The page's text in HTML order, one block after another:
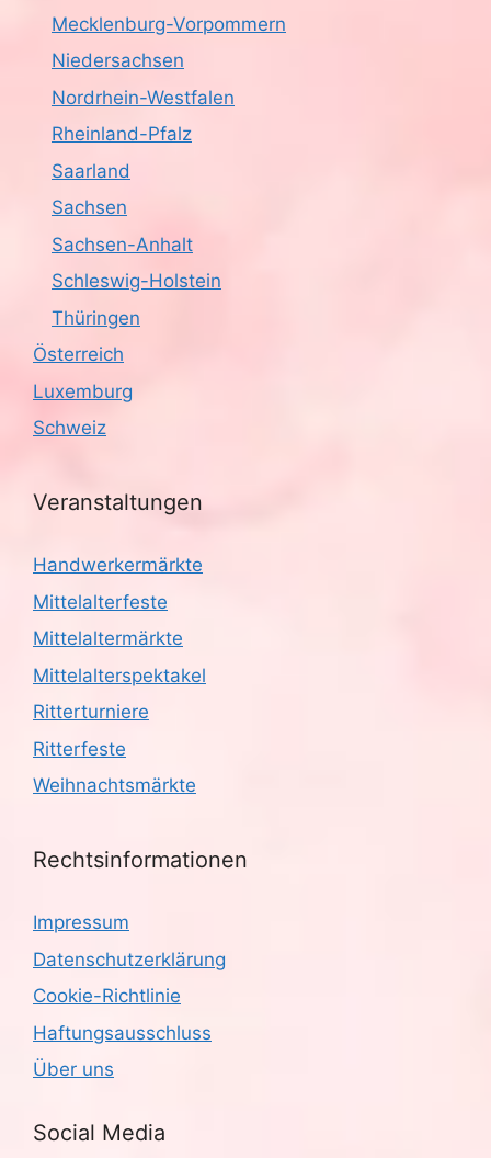
Mecklenburg-Vorpommern
Niedersachsen
Nordrhein-Westfalen
Rheinland-Pfalz
Saarland
Sachsen
Sachsen-Anhalt
Schleswig-Holstein
Thüringen
Österreich
Luxemburg
Schweiz
Veranstaltungen
Handwerkermärkte
Mittelalterfeste
Mittelaltermärkte
Mittelalterspektakel
Ritterturniere
Ritterfeste
Weihnachtsmärkte
Rechtsinformationen
Impressum
Datenschutzerklärung
Cookie-Richtlinie
Haftungsausschluss
Über uns
Social Media